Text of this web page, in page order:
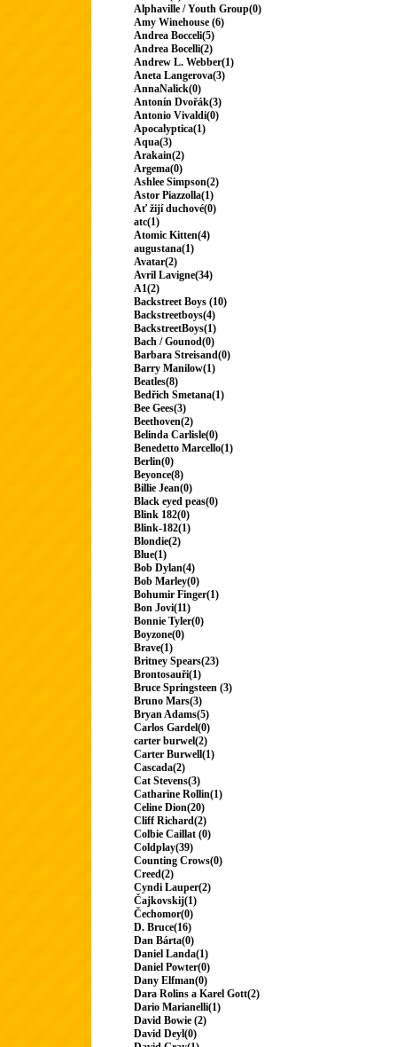
Alphaville / Youth Group(0)
Amy Winehouse (6)
Andrea Bocceli(5)
Andrea Bocelli(2)
Andrew L. Webber(1)
Aneta Langerova(3)
AnnaNalick(0)
Antonín Dvořák(3)
Antonio Vivaldi(0)
Apocalyptica(1)
Aqua(3)
Arakain(2)
Argema(0)
Ashlee Simpson(2)
Astor Piazzolla(1)
Ať žijí duchové(0)
atc(1)
Atomic Kitten(4)
augustana(1)
Avatar(2)
Avril Lavigne(34)
A1(2)
Backstreet Boys (10)
Backstreetboys(4)
BackstreetBoys(1)
Bach / Gounod(0)
Barbara Streisand(0)
Barry Manilow(1)
Beatles(8)
Bedřich Smetana(1)
Bee Gees(3)
Beethoven(2)
Belinda Carlisle(0)
Benedetto Marcello(1)
Berlin(0)
Beyonce(8)
Billie Jean(0)
Black eyed peas(0)
Blink 182(0)
Blink-182(1)
Blondie(2)
Blue(1)
Bob Dylan(4)
Bob Marley(0)
Bohumir Finger(1)
Bon Jovi(11)
Bonnie Tyler(0)
Boyzone(0)
Brave(1)
Britney Spears(23)
Brontosauři(1)
Bruce Springsteen (3)
Bruno Mars(3)
Bryan Adams(5)
Carlos Gardel(0)
carter burwel(2)
Carter Burwell(1)
Cascada(2)
Cat Stevens(3)
Catharine Rollin(1)
Celine Dion(20)
Cliff Richard(2)
Colbie Caillat (0)
Coldplay(39)
Counting Crows(0)
Creed(2)
Cyndi Lauper(2)
Čajkovskij(1)
Čechomor(0)
D. Bruce(16)
Dan Bárta(0)
Daniel Landa(1)
Daniel Powter(0)
Dany Elfman(0)
Dara Rolins a Karel Gott(2)
Dario Marianelli(1)
David Bowie (2)
David Deyl(0)